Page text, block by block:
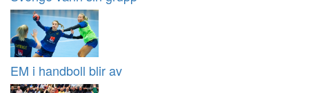
EM i handboll blir av